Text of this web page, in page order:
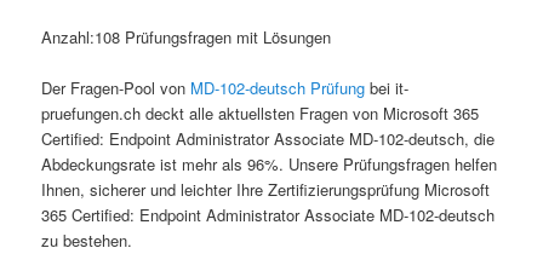
Anzahl:108 Prüfungsfragen mit Lösungen
Der Fragen-Pool von MD-102-deutsch Prüfung bei it-
pruefungen.ch deckt alle aktuellsten Fragen von Microsoft 365
Certified: Endpoint Administrator Associate MD-102-deutsch, die
Abdeckungsrate ist mehr als 96%. Unsere Prüfungsfragen helfen
Ihnen, sicherer und leichter Ihre Zertifizierungsprüfung Microsoft
365 Certified: Endpoint Administrator Associate MD-102-deutsch
zu bestehen.